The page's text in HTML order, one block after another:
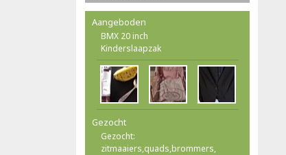
Aangeboden
BMX 20 inch
Kinderslaapzak
Gezocht
Gezocht:
zitmaaiers,quads,brommers,